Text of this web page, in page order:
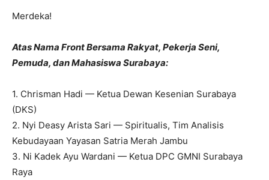
Merdeka!
Atas Nama Front Bersama Rakyat, Pekerja Seni,
Pemuda, dan Mahasiswa Surabaya:
1. Chrisman Hadi — Ketua Dewan Kesenian Surabaya
(DKS)
2. Nyi Deasy Arista Sari — Spiritualis, Tim Analisis
Kebudayaan Yayasan Satria Merah Jambu
3. Ni Kadek Ayu Wardani — Ketua DPC GMNI Surabaya
Raya